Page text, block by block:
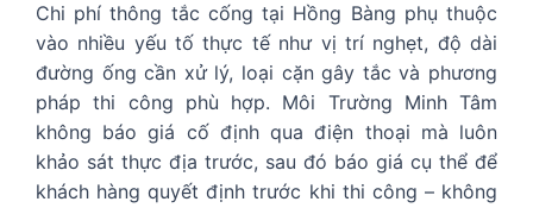
Chi phí thông tắc cống tại Hồng Bàng phụ thuộc
vào nhiều yếu tố thực tế như vị trí nghẹt, độ dài
đường ống cần xử lý, loại cặn gây tắc và phương
pháp thi công phù hợp. Môi Trường Minh Tâm
không báo giá cố định qua điện thoại mà luôn
khảo sát thực địa trước, sau đó báo giá cụ thể để
khách hàng quyết định trước khi thi công – không